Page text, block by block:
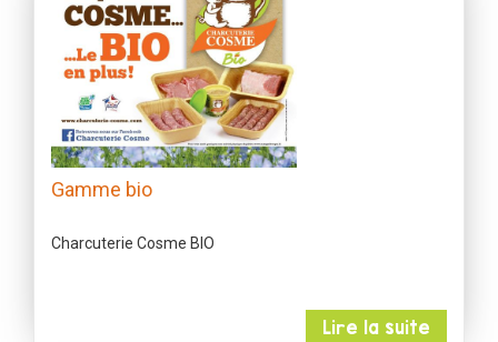
Gamme bio
Charcuterie Cosme BIO
Lire la suite